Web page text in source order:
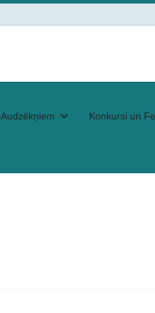
Audzēkņiem Konkursi un